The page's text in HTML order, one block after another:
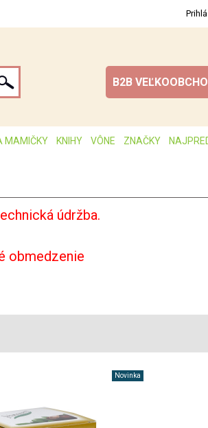
B2B
MAMIČKY KNIHY VÔNE ZNAČKY
údržba.
obmedzenie
Novinka